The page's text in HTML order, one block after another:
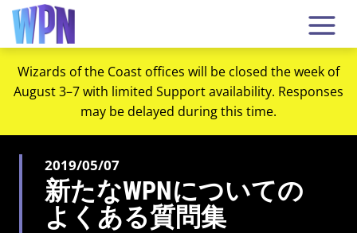
Wizards of the Coast offices will be closed the week of
August 3–7 with limited Support availability. Responses
may be delayed during this time.
2019/05/07
新たなWPNについての
よくある質問集